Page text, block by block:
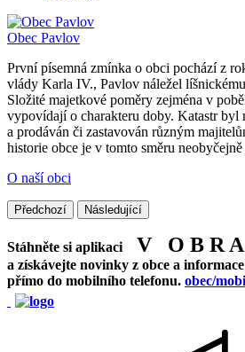
Obec Pavlov
První písemná zmínka o obci pochází z
vlády Karla IV., Pavlov náležel
Složité majetkové poměry zejména v
vypovídají o charakteru doby. Katastr byl
a prodáván či zastavován různým
historie obce je v tomto směru neobyčejně
O naší obci
Předchozí Následující
Stáhněte si aplikaci V O B R
a získávejte novinky z obce a
přímo do mobilního telefonu. obec/